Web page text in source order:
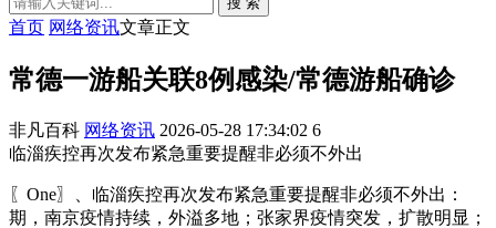
首页 网络资讯文章正文
常德一游船关联8例感染/常德游船确诊
非凡百科 网络资讯 2026-05-28 17:34:02 6
临淄疾控再次发布紧急重要提醒非必须不外出
〖One〗、临淄疾控再次发布紧急重要提醒非必须不外出：
期，南京疫情持续，外溢多地；张家界疫情突发，扩散明显；